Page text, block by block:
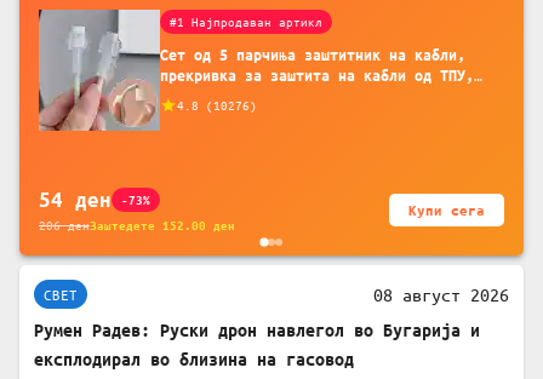
#1 Најпродаван артикл
Сет од 5 парчиња заштитник на кабли,
прекривка за заштита на кабли од ТПУ,
додатоци за заштита на кабли, без
батерија, за мобилни телефони, комплет
4.8 ( 10276)
54 ден -73%
206денЗаштедете 152.00 ден
Купи сега
СВЕТ 08 август 2026
Румен Радев: Руски дрон навлегол во Бугарија и
експлодирал во близина на гасовод